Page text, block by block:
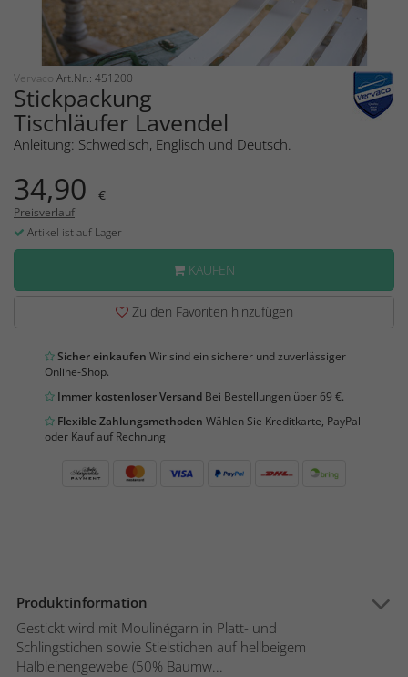
Vervaco Art.Nr.: 451200
Stickpackung
Tischläufer Lavendel
Anleitung: Schwedisch, Englisch und Deutsch.
34,90 €
Preisverlauf
Artikel ist auf Lager
KAUFEN
Zu den Favoriten hinzufügen
Sicher einkaufen Wir sind ein sicherer und zuverlässiger
Online-Shop.
Immer kostenloser Versand Bei Bestellungen über 69 €.
Flexible Zahlungsmethoden Wählen Sie Kreditkarte, PayPal
oder Kauf auf Rechnung
Produktinformation
Gestickt wird mit Moulinégarn in Platt- und
Schlingstichen sowie Stielstichen auf hellbeigem
Halbleinengewebe (50% Baumw...